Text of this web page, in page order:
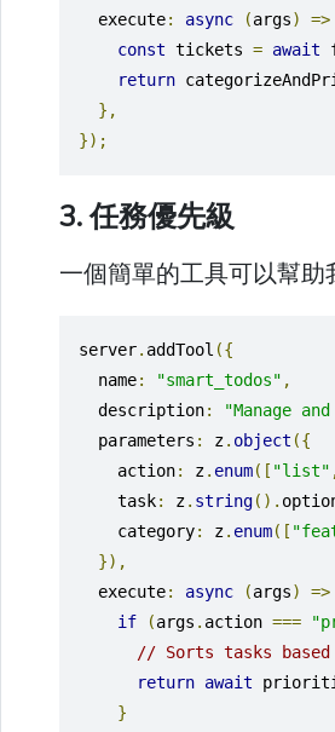
  execute
: async (args) =>
const tickets = await
return
},
});
3. 任務優先級
一個簡單的工具可以幫助
server. addTool ({
  name
: "smart_todos" ,
  description
: "Manage
  parameters
: z. object ({
    action
: z. enum([ "list"
    task
: z. string().
    category
: z. enum([
}),
  execute
: async (args) =>
if
(args . action ===
// Sorts tasks based
return await
}